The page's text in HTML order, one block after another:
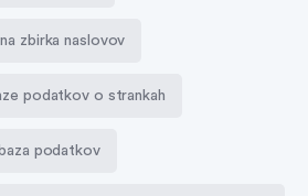
zbirka naslovov
podatkov o strankah
podatkov